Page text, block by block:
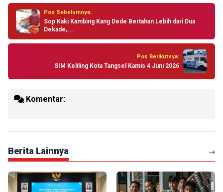
Pos Sebelumnya:
Sop Kaki Kambing Kang Dede Bertahan Lebih dari Dua
Dekade,...
Pos Berikutnya:
SIM Keliling Kota Tangsel Kamis 4 Juni 2026
Komentar:
Berita Lainnya